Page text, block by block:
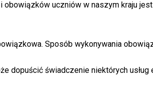
uczniów w naszym kraju
Sposób wykonywania
dopuścić świadczenie niektórych usług